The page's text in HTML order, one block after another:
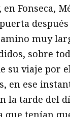
en Fonseca,
muy
sobre
su viaje por
en ese
la tarde del
que tenían